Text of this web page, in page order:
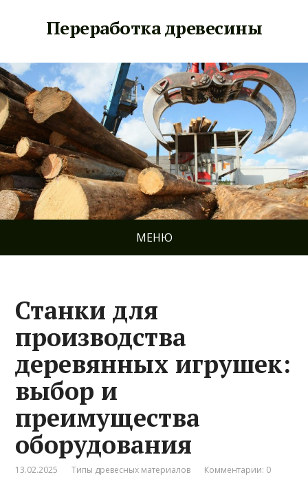
Переработка древесины
МЕНЮ
Станки для
производства
деревянных игрушек:
выбор и
преимущества
оборудования
13.02.2025 Типы древесных материалов Комментарии: 0